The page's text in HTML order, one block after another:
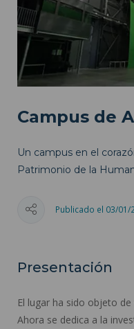
Campus de
Un campus en el
Patrimonio de la
Publicado el 03/01/
Presentación
El lugar ha sido objeto
Ahora se dedica a la